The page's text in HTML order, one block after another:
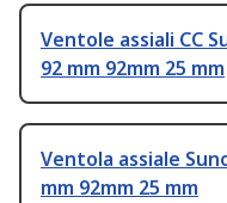
Ventole assiali CC
92 mm 92mm 25 mm
Ventola assiale
mm 92mm 25 mm